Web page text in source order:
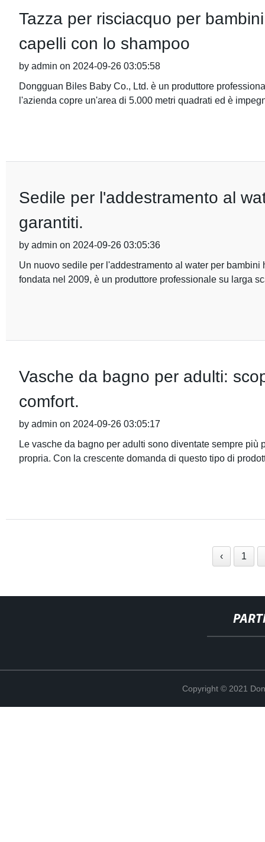
Tazza per risciacquo per
capelli con lo shampoo
by admin on 2024-09-26 03:05:58
Dongguan Biles Baby Co., Ltd. è un produttore
l'azienda copre un'area di 5.000 metri quadrati ed è
Sedile per l'addestramento al
garantiti.
by admin on 2024-09-26 03:05:36
Un nuovo sedile per l'addestramento al water per
fondata nel 2009, è un produttore professionale su larga
Vasche da bagno per adulti:
comfort.
by admin on 2024-09-26 03:05:17
Le vasche da bagno per adulti sono diventate sempre
propria. Con la crescente domanda di questo tipo di
‹ 1
Copyright © 2021